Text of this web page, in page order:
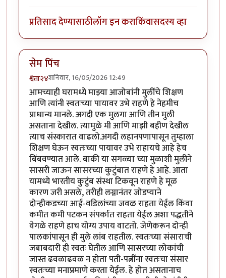
प्रतिसाद देण्यासाठीलॉग इन कराकिंवासदस्य व्हा
सेम पिंच
श्वेता२४शनिवार, 16/05/2026 12:49
आमच्याही घरामध्ये माझ्या आजोबांनी मुलींचे शिक्षण
आणि त्यांनी स्वतःच्या पायावर उभे राहणे हे नेहमीच
प्राधान्य मानले. अगदी एक मुलगा आणि तीन मुली
असताना देखील. त्यामुळे मी आणि माझी बहीण देखील
त्याच संस्कारात वाढलो.अगदी लहानपणापासून तुम्हाला
शिक्षण घेऊन स्वतःच्या पायावर उभे राहायचे आहे हेच
बिंबवण्यात आले. बाकी या सगळ्या च्या मुळाशी मुलीने
सासरी जाऊन सासरच्या कुटुंबात राहणे हे आहे. आता
यामध्ये भारतीय कुटुंब संस्था टिकवून राहणे हे मूळ
कारण जरी असले, तरीही लग्नानंतर जोडप्याने
दोन्हीकडच्या आई-वडिलांच्या जवळ राहता येईल किंवा
कमीत कमी पटकन संपर्कात राहता येईल अशा पद्धतीने
वेगळे राहणे हाच योग्य उपाय वाटतो. जेणेकरून दोन्ही
पालकांपासून ही मुले लांब राहतील. स्वतःच्या संसाराची
जबाबदारी ही स्वतः घेतील आणि सासरच्या लोकांची
जास्त ढवळाढवळ न होता पती-पत्नींना स्वतःचा संसार
स्वतःच्या मनाप्रमाणे करता येईल. हे होत असतानाच